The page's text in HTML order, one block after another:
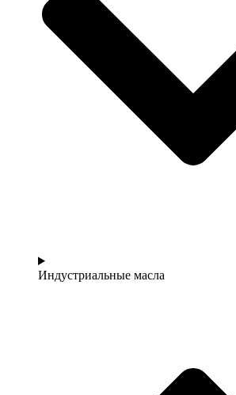
Индустриальные масла